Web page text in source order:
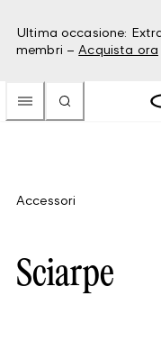
Ultima occasione:
membri – Acquista ora
Accessori
Sciarpe